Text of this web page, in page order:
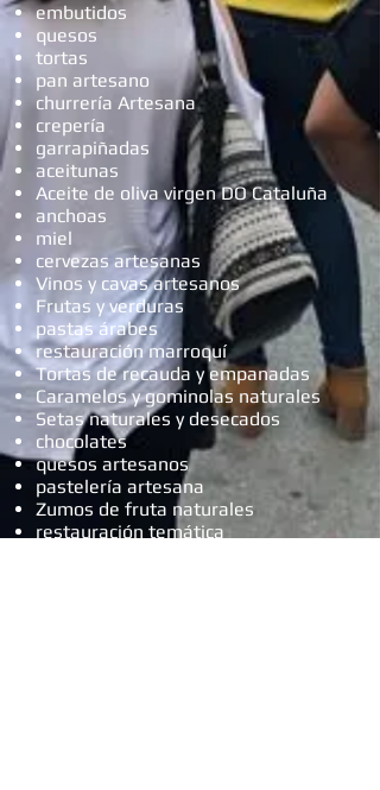
embutidos
quesos
tortas
pan artesano
churrería Artesana
crepería
garrapiñadas
aceitunas
Aceite de oliva virgen DO Cataluña
anchoas
miel
cervezas artesanas
Vinos y cavas artesanos
Frutas y verduras
pastas árabes
restauración marroquí
Tortas de recauda y empanadas
Caramelos y gominolas naturales
Setas naturales y desecados
chocolates
quesos artesanos
pastelería artesana
Zumos de fruta naturales
restauración temática